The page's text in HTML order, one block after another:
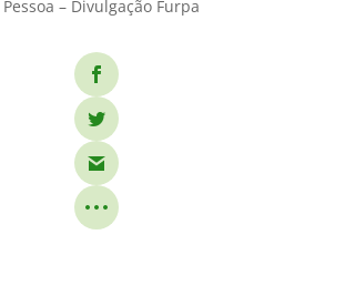
– Divulgação Furpa